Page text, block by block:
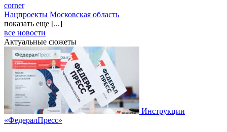
corner
Нацпроекты Московская область
показать еще [...]
все новости
Актуальные сюжеты
Инструкции
«ФедералПресс»